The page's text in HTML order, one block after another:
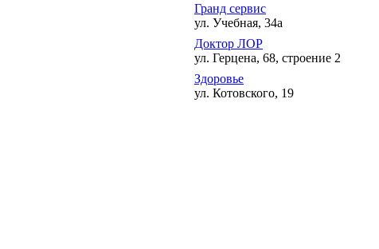
Гранд сервис
ул. Учебная, 34а
Доктор ЛОР
ул. Герцена, 68, строение 2
Здоровье
ул. Котовского, 19